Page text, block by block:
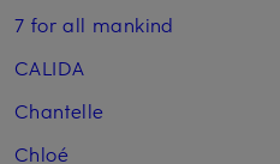
7 for all mankind
CALIDA
Chantelle
Chloé